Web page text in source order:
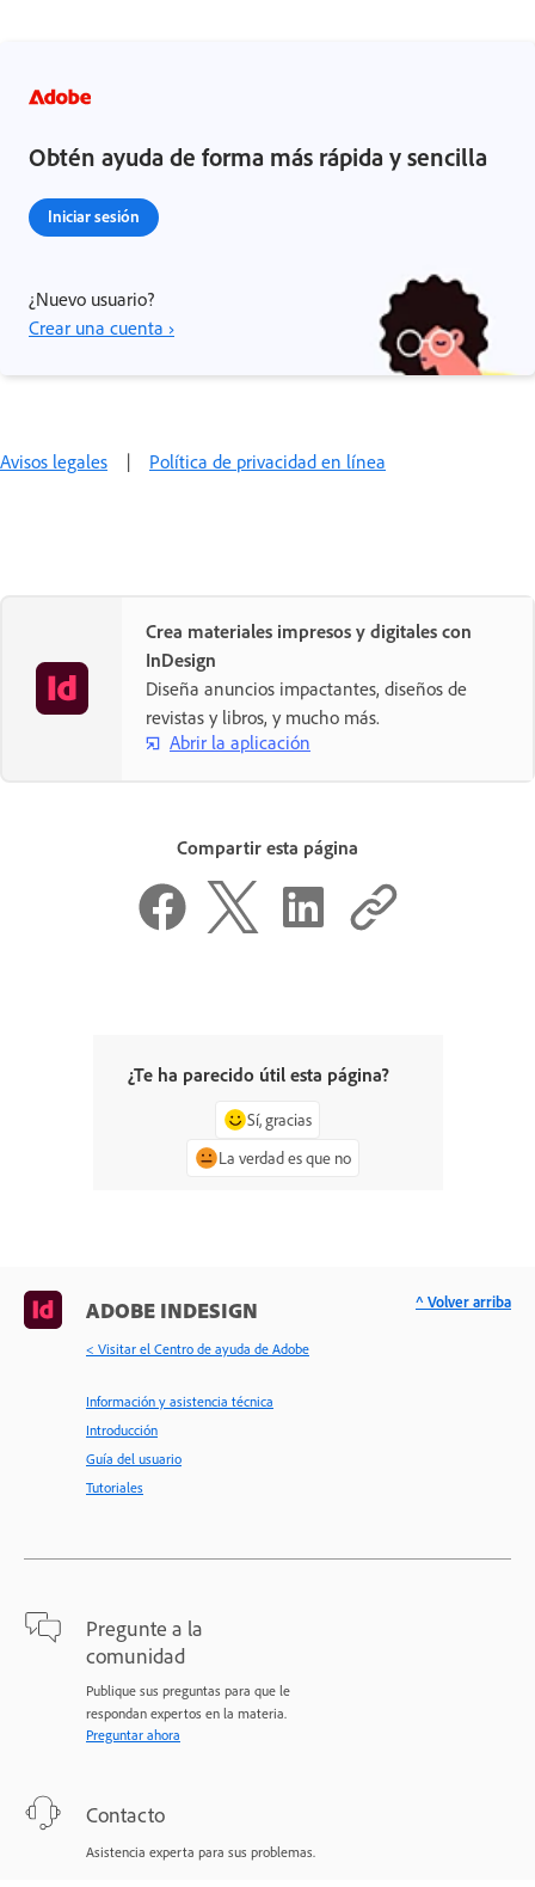
Obtén ayuda de forma más rápida y sencilla
Iniciar sesión
¿Nuevo usuario?
Crear una cuenta ›
Avisos legales | Política de privacidad en línea
Crea materiales impresos y digitales con
InDesign
Diseña anuncios impactantes, diseños de
revistas y libros, y mucho más.
Abrir la aplicación
Compartir esta página
¿Te ha parecido útil esta página?
Sí, gracias
La verdad es que no
ADOBE INDESIGN
< Visitar el Centro de ayuda de Adobe
Información y asistencia técnica
Introducción
Guía del usuario
Tutoriales
Pregunte a la
comunidad
Publique sus preguntas para que le
respondan expertos en la materia.
Preguntar ahora
Contacto
Asistencia experta para sus problemas.
^ Volver arriba